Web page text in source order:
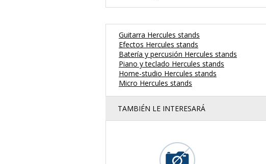
Guitarra Hercules stands
Efectos Hercules stands
Batería y percusión Hercules stands
Piano y teclado Hercules stands
Home-studio Hercules stands
Micro Hercules stands
TAMBIÉN LE INTERESARÁ